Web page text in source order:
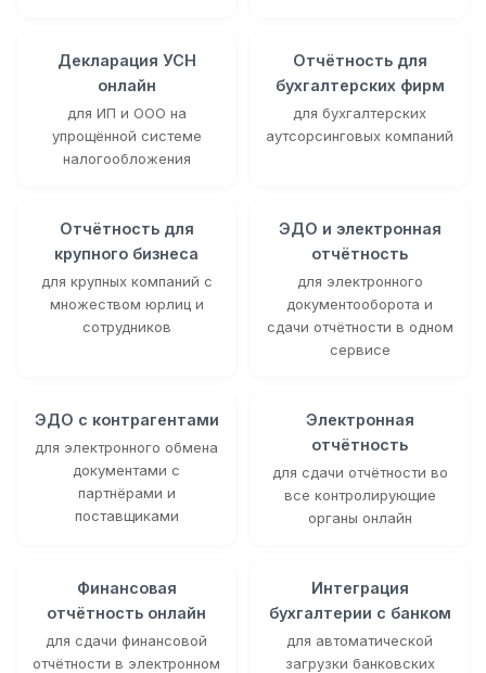
Декларация УСН
онлайн
для ИП и ООО на
упрощённой системе
налогообложения
Отчётность для
бухгалтерских фирм
для бухгалтерских
аутсорсинговых компаний
Отчётность для
крупного бизнеса
для крупных компаний с
множеством юрлиц и
сотрудников
ЭДО и электронная
отчётность
для электронного
документооборота и
сдачи отчётности в одном
сервисе
ЭДО с контрагентами
для электронного обмена
документами с
партнёрами и
поставщиками
Электронная
отчётность
для сдачи отчётности во
все контролирующие
органы онлайн
Финансовая
отчётность онлайн
для сдачи финансовой
отчётности в электронном
Интеграция
бухгалтерии с банком
для автоматической
загрузки банковских